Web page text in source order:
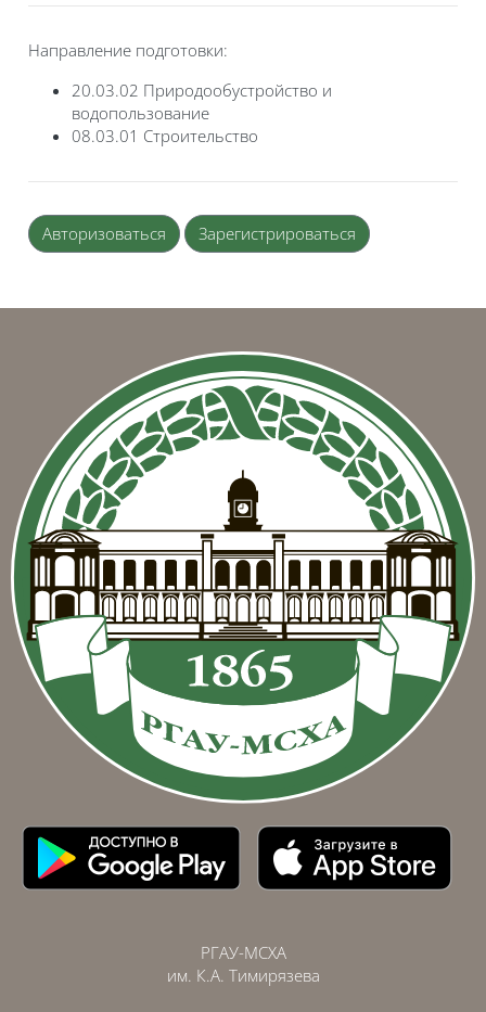
Направление подготовки:
20.03.02 Природообустройство и
водопользование
08.03.01 Строительство
Авторизоваться Зарегистрироваться
РГАУ-МСХА
им. К.А. Тимирязева